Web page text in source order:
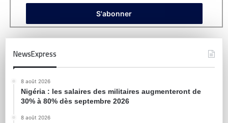
NewsExpress
8 août 2026
Nigéria : les salaires des militaires augmenteront de
30% à 80% dès septembre 2026
8 août 2026